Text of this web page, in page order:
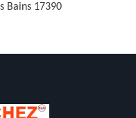
Bains 17390